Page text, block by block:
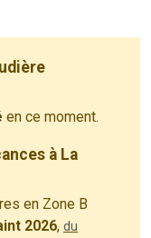
en ce moment.
à La
en Zone B
2026, du